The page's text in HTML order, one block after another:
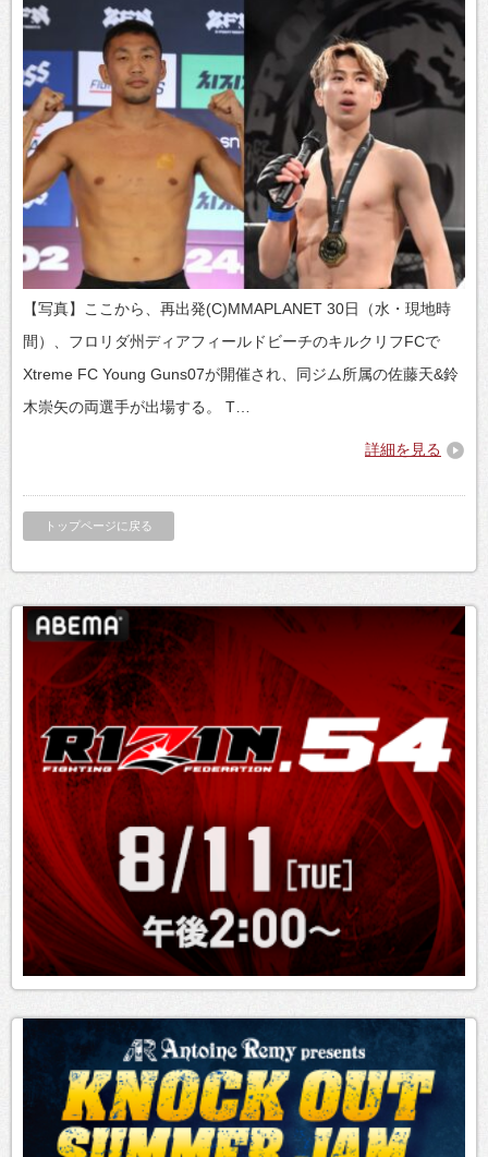
【写真】ここから、再出発(C)MMAPLANET 30日（水・現地時
間）、フロリダ州ディアフィールドビーチのキルクリフFCで
Xtreme FC Young Guns07が開催され、同ジム所属の佐藤天&鈴
木崇矢の両選手が出場する。 T…
詳細を見る
トップページに戻る